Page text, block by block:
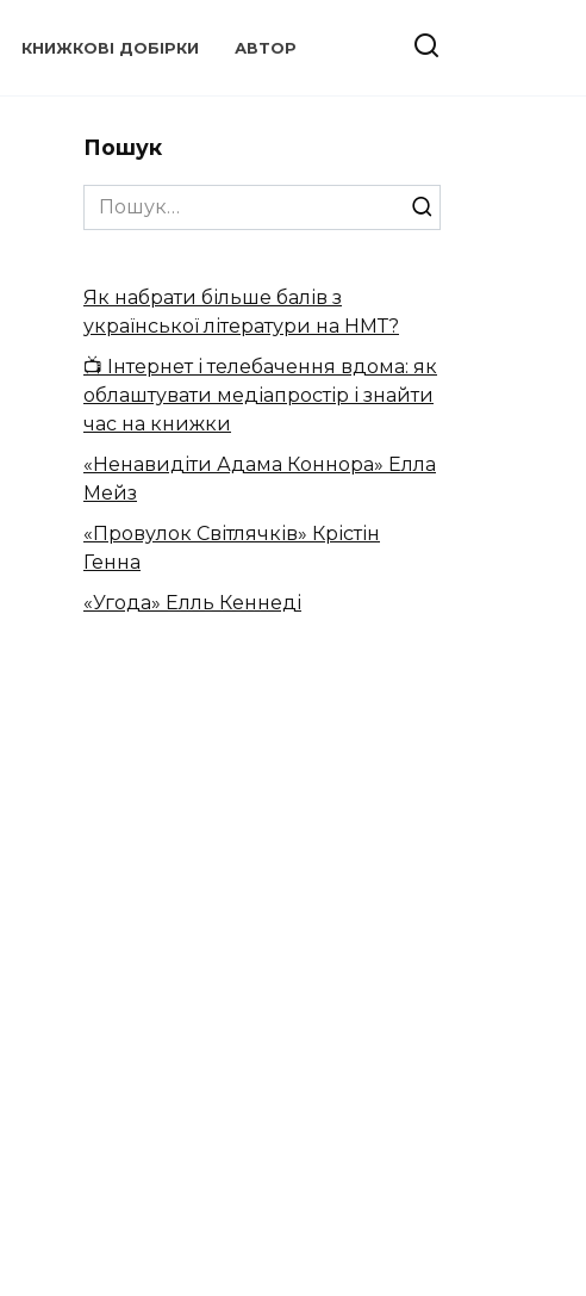
КНИЖКОВІ ДОБІРКИ АВТОР
Пошук
Search
for:
Як набрати більше балів з
української літератури на НМТ?
📺 Інтернет і телебачення вдома: як
облаштувати медіапростір і знайти
час на книжки
«Ненавидіти Адама Коннора» Елла
Мейз
«Провулок Світлячків» Крістін
Генна
«Угода» Елль Кеннеді